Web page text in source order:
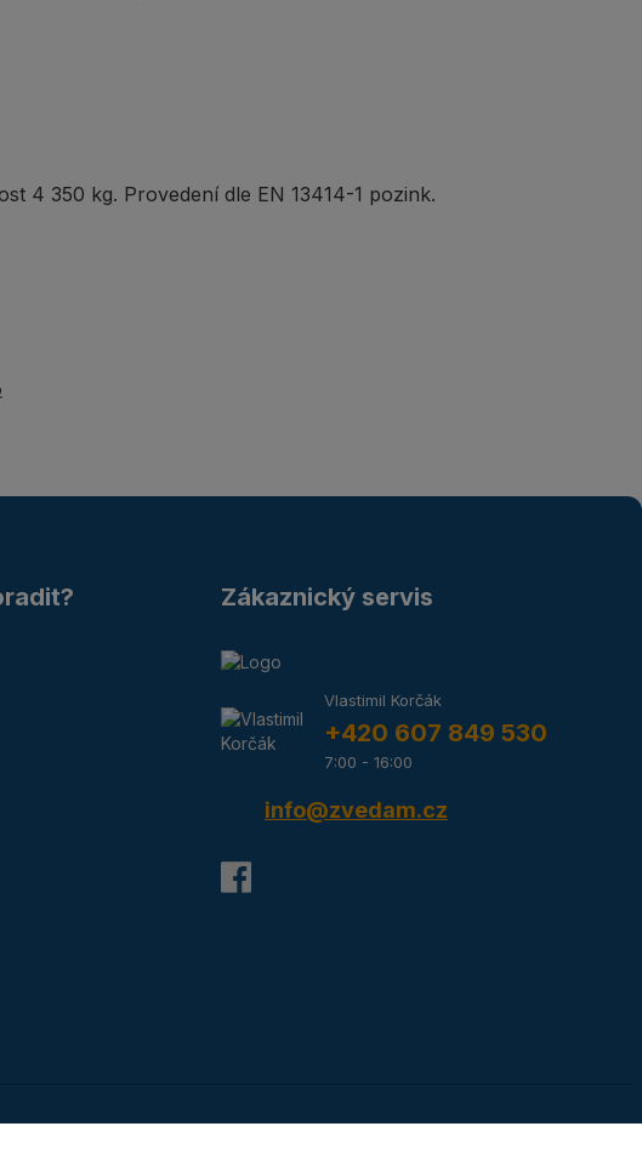
4 350 kg. Provedení dle EN 13414-1 pozink.
Zákaznický servis
Vlastimil Korčák
+420 607 849 530
7:00 - 16:00
info@zvedam.cz